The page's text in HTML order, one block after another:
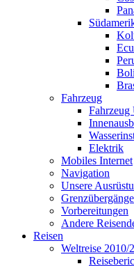
Fahrzeug
Fahrzeug
Elektrik
Mobiles Internet
Navigation
Unsere
Grenzübergänge
Vorbereitungen
Andere
Reisen
Weltreise 2010/